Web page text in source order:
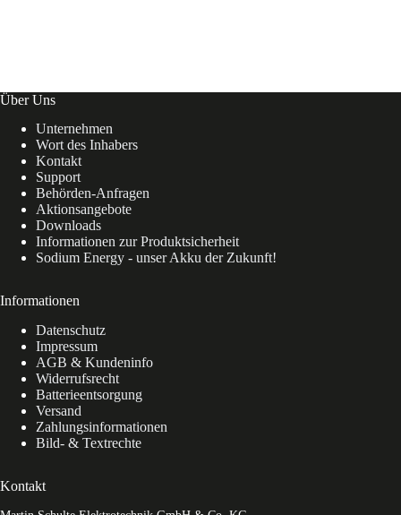
Über Uns
Unternehmen
Wort des Inhabers
Kontakt
Support
Behörden-Anfragen
Aktionsangebote
Downloads
Informationen zur Produktsicherheit
Sodium Energy - unser Akku der Zukunft!
Informationen
Datenschutz
Impressum
AGB & Kundeninfo
Widerrufsrecht
Batterieentsorgung
Versand
Zahlungsinformationen
Bild- & Textrechte
Kontakt